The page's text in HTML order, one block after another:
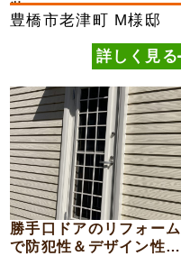
装...
豊橋市老津町 M様邸
詳しく見る
勝手口ドアのリフォーム
で防犯性＆デザイン性ア